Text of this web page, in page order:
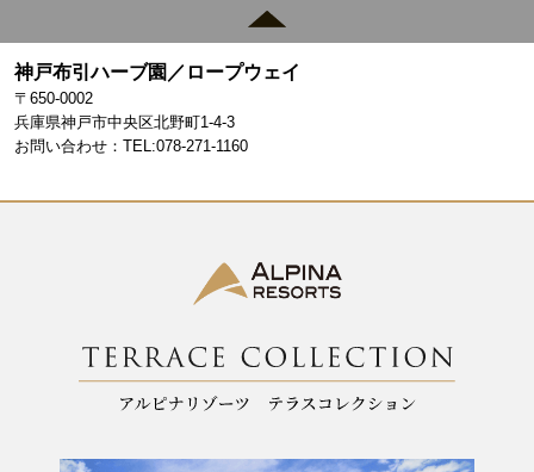
e
k
gr
神戸布引ハーブ園／ロープウェイ
〒650-0002
兵庫県神戸市中央区北野町1-4-3
お問い合わせ：TEL:078-271-1160